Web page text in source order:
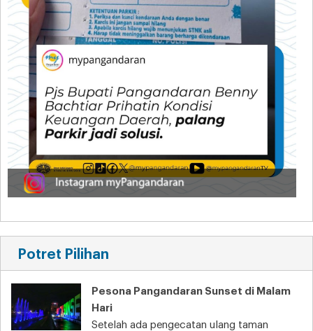
Potret Pilihan
Pesona Pangandaran Sunset di Malam
Hari
Setelah ada pengecatan ulang taman